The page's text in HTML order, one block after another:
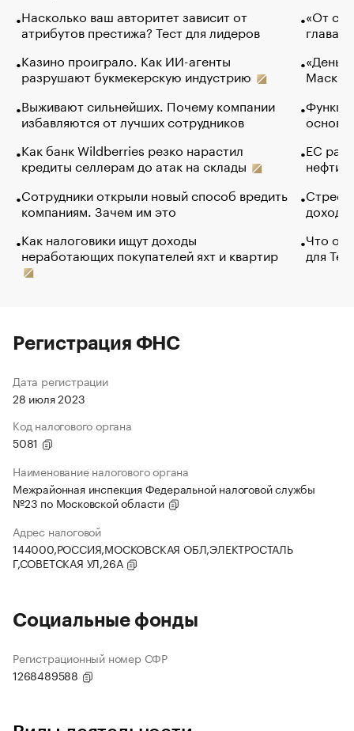
Насколько ваш авторитет зависит от
атрибутов престижа? Тест для лидеров
Казино проиграло. Как ИИ-агенты
разрушают букмекерскую индустрию
Выживают сильнейших. Почему компании
избавляются от лучших сотрудников
Как банк Wildberries резко нарастил
кредиты селлерам до атак на склады
Сотрудники открыли новый способ вредить
компаниям. Зачем им это
Как налоговики ищут доходы
неработающих покупателей яхт и квартир
«От
глава
Маск в
основ
ЕС
нефти
Что
для
Регистрация ФНС
Дата регистрации
28 июля 2023
Код налогового органа
5081
Наименование налогового органа
Межрайонная инспекция Федеральной налоговой службы
№23 по Московской области
Адрес налоговой
144000,РОССИЯ,МОСКОВСКАЯ ОБЛ,ЭЛЕКТРОСТАЛЬ
Г,СОВЕТСКАЯ УЛ,26А
Социальные фонды
Регистрационный номер СФР
1268489588